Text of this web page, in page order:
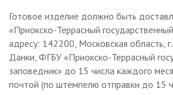
Готовое изделие должно быть
«Приокско-Террасный
адресу: 142200, Московская область,
Данки, ФГБУ «Приокско-Террасный
заповедник» до 15 числа каждого
почтой (по штемпелю отправки до 15